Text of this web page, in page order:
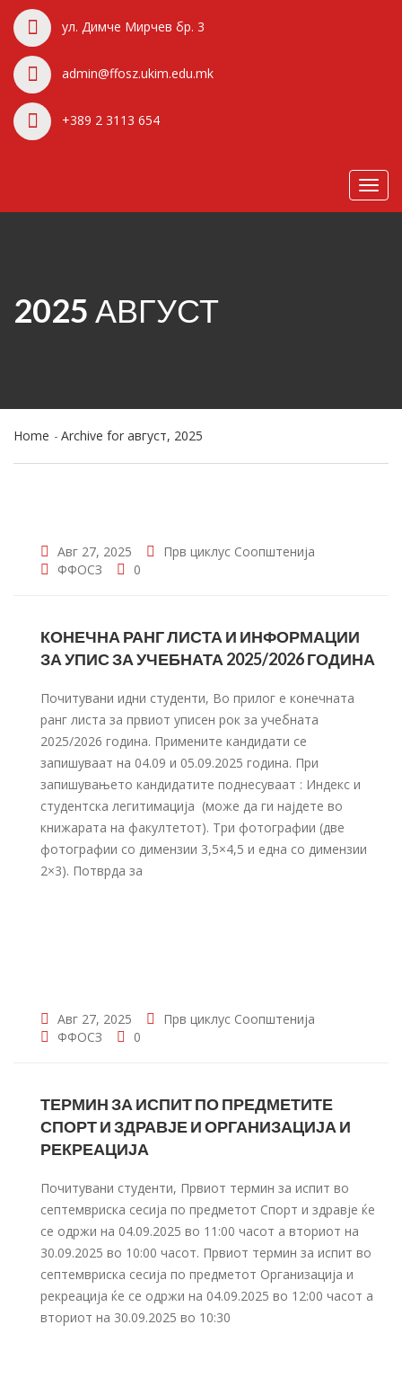
ул. Димче Мирчев бр. 3
admin@ffosz.ukim.edu.mk
+389 2 3113 654
2025 АВГУСТ
Home Archive for август, 2025
Авг 27, 2025 Прв циклус Соопштенија
ФФОСЗ
0
КОНЕЧНА РАНГ ЛИСТА И ИНФОРМАЦИИ
ЗА УПИС ЗА УЧЕБНАТА 2025/2026 ГОДИНА
Почитувани идни студенти, Во прилог e конечната
ранг листа за првиот уписен рок за учебната
2025/2026 година. Примените кандидати се
запишуваат на 04.09 и 05.09.2025 година. При
запишувањето кандидатите поднесуваат : Индекс и
студентска легитимација (може да ги најдете во
книжарата на факултетот). Три фотографии (две
фотографии со димензии 3,5×4,5 и една со димензии
2×3). Потврда за
Авг 27, 2025 Прв циклус Соопштенија
ФФОСЗ
0
ТЕРМИН ЗА ИСПИТ ПО ПРЕДМЕТИТЕ
СПОРТ И ЗДРАВЈЕ И ОРГАНИЗАЦИЈА И
РЕКРЕАЦИЈА
Почитувани студенти, Првиот термин за испит во
септемвриска сесија по предметот Спорт и здравје ќе
се одржи на 04.09.2025 во 11:00 часот а вториот на
30.09.2025 во 10:00 часот. Првиот термин за испит во
септемвриска сесија по предметот Организација и
рекреација ќе се одржи на 04.09.2025 во 12:00 часот а
вториот на 30.09.2025 во 10:30